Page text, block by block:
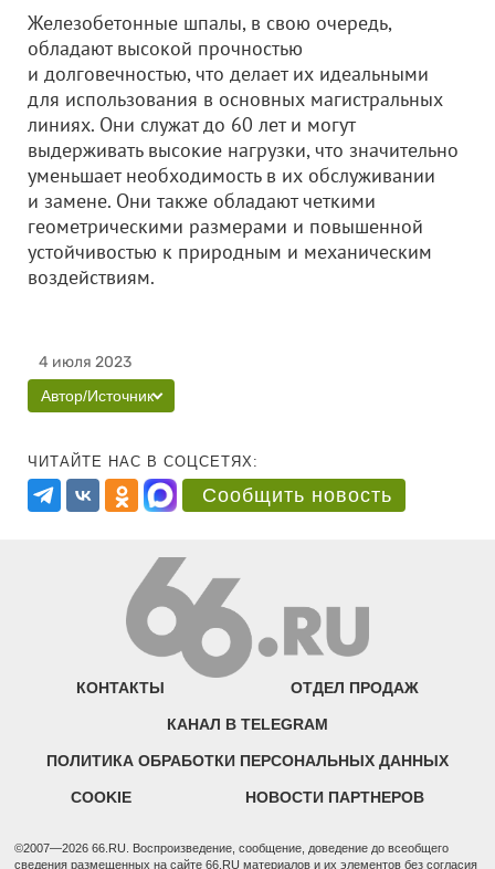
Железобетонные шпалы, в свою очередь,
обладают высокой прочностью
и долговечностью, что делает их идеальными
для использования в основных магистральных
линиях. Они служат до 60 лет и могут
выдерживать высокие нагрузки, что значительно
уменьшает необходимость в их обслуживании
и замене. Они также обладают четкими
геометрическими размерами и повышенной
устойчивостью к природным и механическим
воздействиям.
4 июля 2023
Автор/Источник
ЧИТАЙТЕ НАС В СОЦСЕТЯХ:
Сообщить новость
КОНТАКТЫ ОТДЕЛ ПРОДАЖ
КАНАЛ В TELEGRAM
ПОЛИТИКА ОБРАБОТКИ ПЕРСОНАЛЬНЫХ ДАННЫХ
COOKIE НОВОСТИ ПАРТНЕРОВ
©2007—2026 66.RU. Воспроизведение, сообщение, доведение до всеобщего
сведения размещенных на сайте 66.RU материалов и их элементов без согласия